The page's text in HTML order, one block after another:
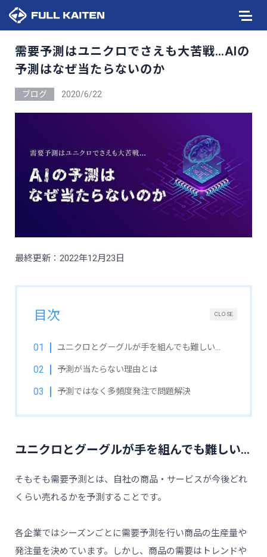
需要予測はユニクロでさえも大苦戦…AIの
予測はなぜ当たらないのか
ブログ 2020/6/22
最終更新：2022年12月23日
CLOSE
目次
ユニクロとグーグルが手を組んでも難しい…
予測が当たらない理由とは
予測ではなく多頻度発注で問題解決
ユニクロとグーグルが手を組んでも難しい…
そもそも需要予測とは、自社の商品・サービスが今後どれ
くらい売れるかを予測することです。
各企業ではシーズンごとに需要予測を行い商品の生産量や
発注量を決めています。しかし、商品の需要はトレンドや